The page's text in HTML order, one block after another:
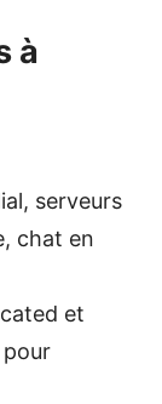
à
serveurs
chat en
et